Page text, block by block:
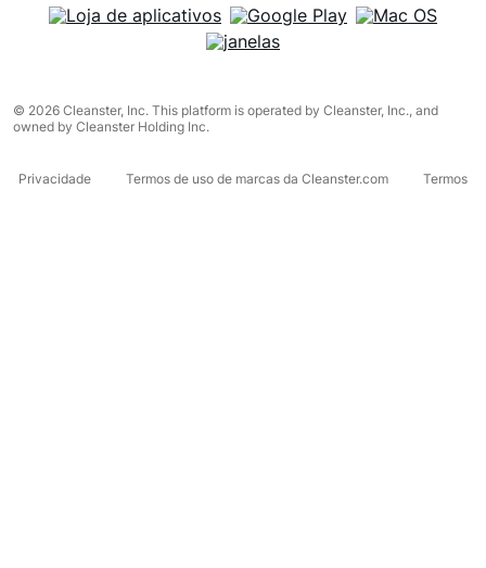
© 2026 Cleanster, Inc. This platform is operated by Cleanster, Inc., and
owned by Cleanster Holding Inc.
Privacidade Termos de uso de marcas da Cleanster.com Termos